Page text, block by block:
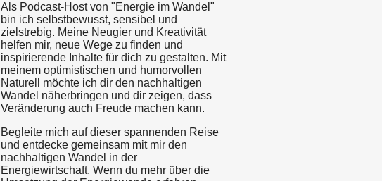
Als Podcast-Host von "Energie im Wandel"
bin ich selbstbewusst, sensibel und
zielstrebig. Meine Neugier und Kreativität
helfen mir, neue Wege zu finden und
inspirierende Inhalte für dich zu gestalten. Mit
meinem optimistischen und humorvollen
Naturell möchte ich dir den nachhaltigen
Wandel näherbringen und dir zeigen, dass
Veränderung auch Freude machen kann.
Begleite mich auf dieser spannenden Reise
und entdecke gemeinsam mit mir den
nachhaltigen Wandel in der
Energiewirtschaft. Wenn du mehr über die